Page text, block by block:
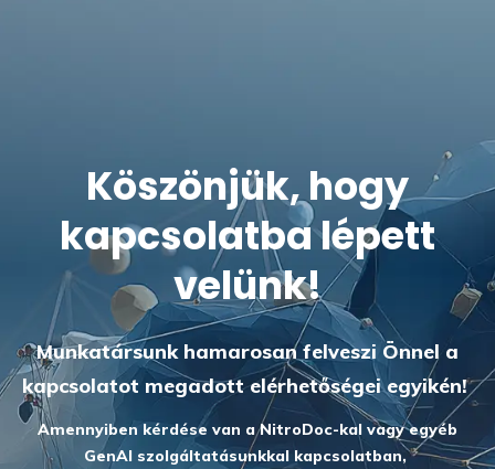
Köszönjük, hogy
kapcsolatba lépett
velünk!
Munkatársunk hamarosan felveszi Önnel a
kapcsolatot megadott elérhetőségei egyikén!
Amennyiben kérdése van a NitroDoc-kal vagy egyéb
GenAI szolgáltatásunkkal kapcsolatban,